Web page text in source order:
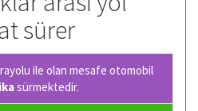
sürer
ile olan mesafe otomobil
sürmektedir.